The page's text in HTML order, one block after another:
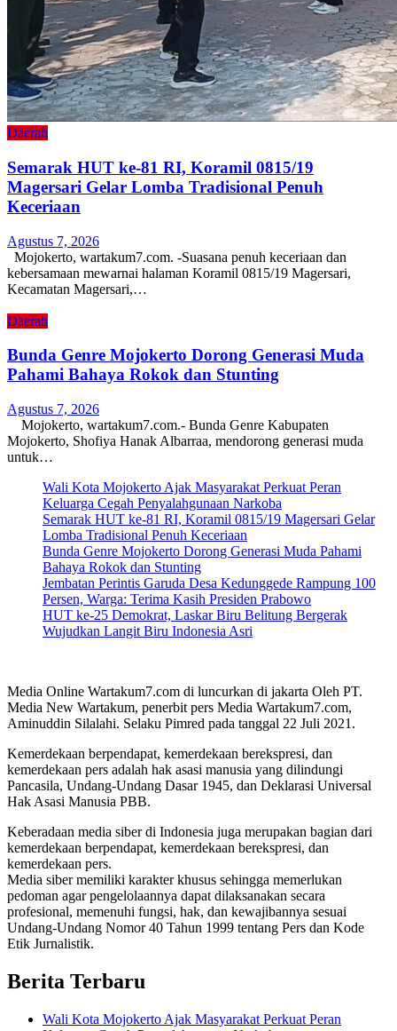
Daerah
Semarak HUT ke-81 RI, Koramil 0815/19
Magersari Gelar Lomba Tradisional Penuh
Keceriaan
Agustus 7, 2026
Mojokerto, wartakum7.com. -Suasana penuh keceriaan dan
kebersamaan mewarnai halaman Koramil 0815/19 Magersari,
Kecamatan Magersari,…
Daerah
Bunda Genre Mojokerto Dorong Generasi Muda
Pahami Bahaya Rokok dan Stunting
Agustus 7, 2026
Mojokerto, wartakum7.com.- Bunda Genre Kabupaten
Mojokerto, Shofiya Hanak Albarraa, mendorong generasi muda
untuk…
Wali Kota Mojokerto Ajak Masyarakat Perkuat Peran
Keluarga Cegah Penyalahgunaan Narkoba
Semarak HUT ke-81 RI, Koramil 0815/19 Magersari Gelar
Lomba Tradisional Penuh Keceriaan
Bunda Genre Mojokerto Dorong Generasi Muda Pahami
Bahaya Rokok dan Stunting
Jembatan Perintis Garuda Desa Kedunggede Rampung 100
Persen, Warga: Terima Kasih Presiden Prabowo
HUT ke-25 Demokrat, Laskar Biru Belitung Bergerak
Wujudkan Langit Biru Indonesia Asri
Media Online Wartakum7.com di luncurkan di jakarta Oleh PT.
Media New Wartakum, penerbit pers Media Wartakum7.com,
Aminuddin Silalahi. Selaku Pimred pada tanggal 22 Juli 2021.
Kemerdekaan berpendapat, kemerdekaan berekspresi, dan
kemerdekaan pers adalah hak asasi manusia yang dilindungi
Pancasila, Undang-Undang Dasar 1945, dan Deklarasi Universal
Hak Asasi Manusia PBB.
Keberadaan media siber di Indonesia juga merupakan bagian dari
kemerdekaan berpendapat, kemerdekaan berekspresi, dan
kemerdekaan pers.
Media siber memiliki karakter khusus sehingga memerlukan
pedoman agar pengelolaannya dapat dilaksanakan secara
profesional, memenuhi fungsi, hak, dan kewajibannya sesuai
Undang-Undang Nomor 40 Tahun 1999 tentang Pers dan Kode
Etik Jurnalistik.
Berita Terbaru
Wali Kota Mojokerto Ajak Masyarakat Perkuat Peran